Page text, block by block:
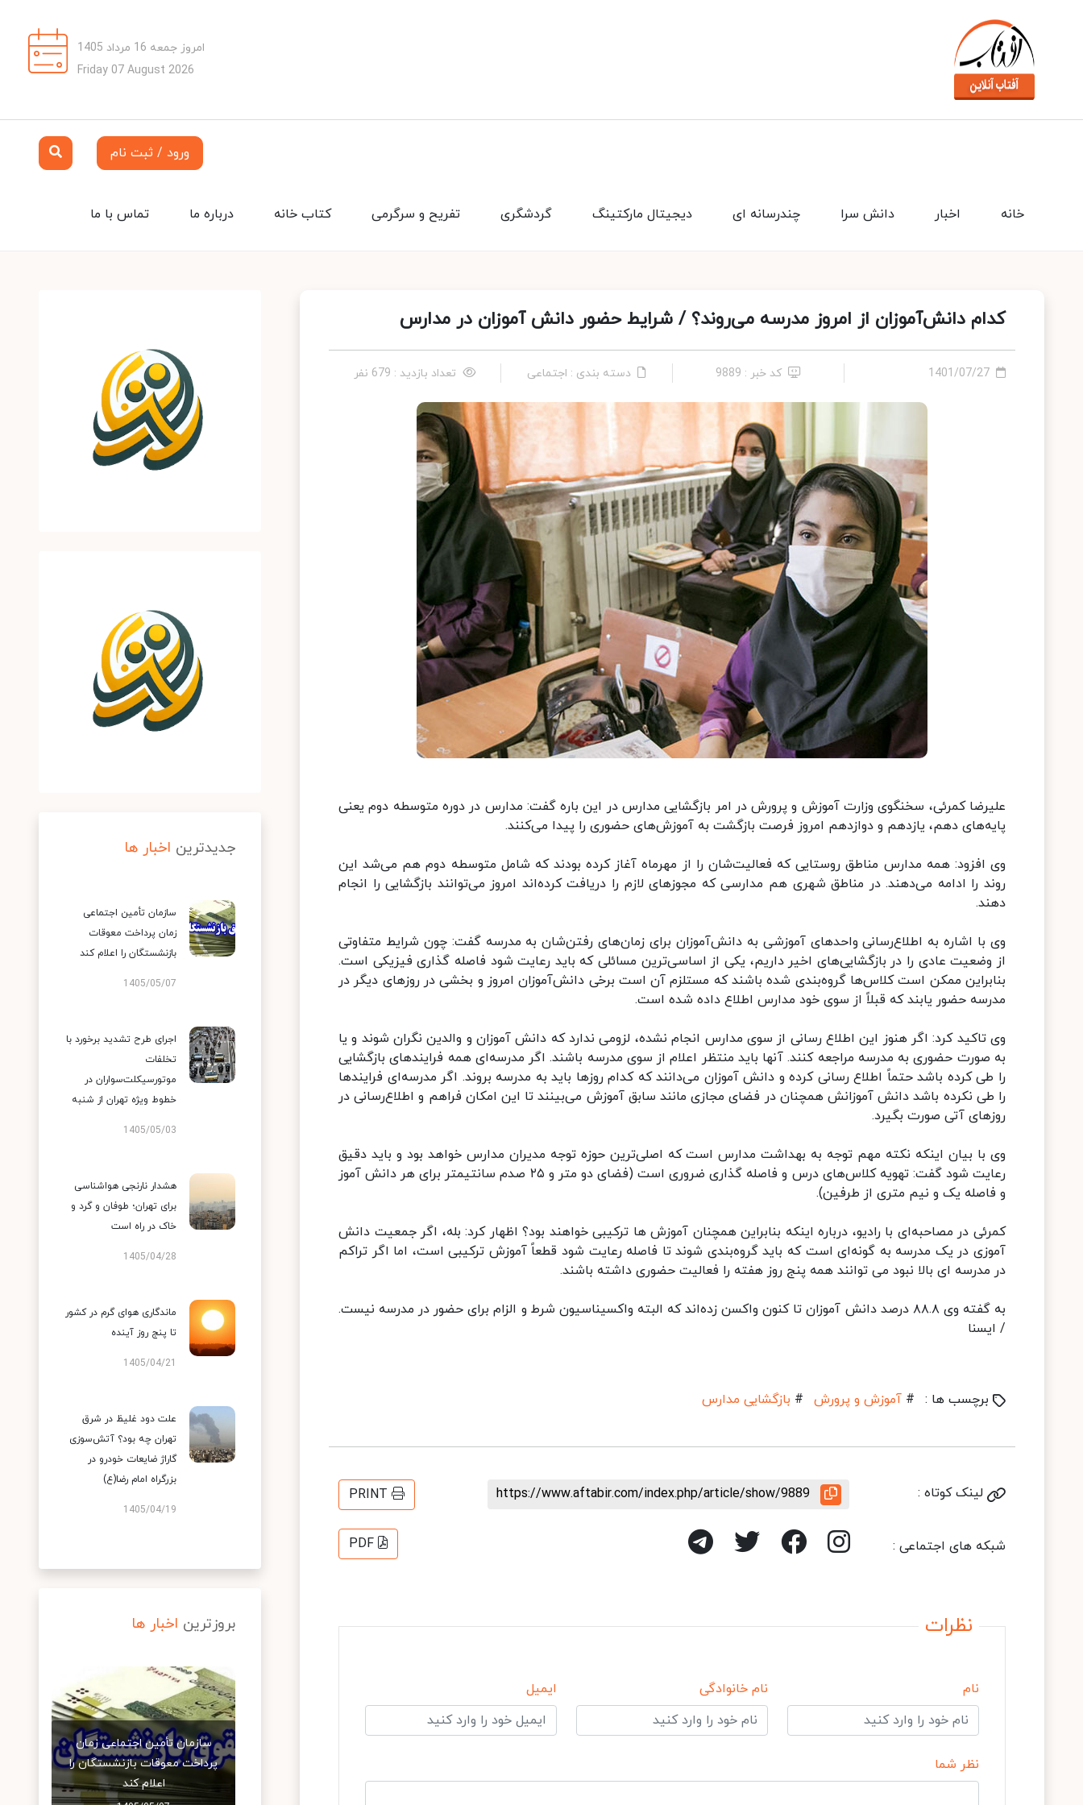
امروز جمعه 16 مرداد 1405
Friday 07 August 2026
ورود / ثبت نام
تماس با ما درباره ما کتاب خانه تفریح و سرگرمی گردشگری دیجیتال مارکتینگ چندرسانه ای دانش سرا اخبار خانه
کدام دانش‌آموزان از امروز مدرسه می‌روند؟ / شرایط حضور دانش آموزان در مدارس
1401/07/27 کد خبر : 9889 دسته بندی : اجتماعی تعداد بازدید : 679 نفر
علیرضا کمرئی، سخنگوی وزارت آموزش و پرورش در امر بازگشایی مدارس در این باره گفت: مدارس در دوره متوسطه دوم یعنی
پایه‌های دهم، یازدهم و دوازدهم امروز فرصت بازگشت به آموزش‌های حضوری را پیدا می‌کنند.
وی افزود: همه مدارس مناطق روستایی که فعالیت‌شان را از مهرماه آغاز کرده بودند که شامل متوسطه دوم هم می‌شد این
روند را ادامه می‌دهند. در مناطق شهری هم مدارسی که مجوزهای لازم را دریافت کرده‌اند امروز می‌توانند بازگشایی را انجام
دهند.
وی با اشاره به اطلاع‌رسانی واحدهای آموزشی به دانش‌آموزان برای زمان‌های رفتن‌شان به مدرسه گفت: چون شرایط متفاوتی
از وضعیت عادی را در بازگشایی‌های اخیر داریم، یکی از اساسی‌ترین مسائلی که باید رعایت شود فاصله گذاری فیزیکی است.
بنابراین ممکن است کلاس‌ها گروه‌بندی شده باشند که مستلزم آن است برخی دانش‌آموزان امروز و بخشی در روزهای دیگر در
مدرسه حضور یابند که قبلاً از سوی خود مدارس اطلاع داده شده است.
وی تاکید کرد: اگر هنوز این اطلاع رسانی از سوی مدارس انجام نشده، لزومی ندارد که دانش آموزان و والدین نگران شوند و یا
به صورت حضوری به مدرسه مراجعه کنند. آنها باید منتظر اعلام از سوی مدرسه باشند. اگر مدرسه‌ای همه فرایندهای بازگشایی
را طی کرده باشد حتماً اطلاع رسانی کرده و دانش آموزان می‌دانند که کدام روزها باید به مدرسه بروند. اگر مدرسه‌ای فرایندها
را طی نکرده باشد دانش آموزانش همچنان در فضای مجازی مانند سابق آموزش می‌بینند تا این امکان فراهم و اطلاع‌رسانی در
روزهای آتی صورت بگیرد.
وی با بیان اینکه نکته مهم توجه به بهداشت مدارس است که اصلی‌ترین حوزه توجه مدیران مدارس خواهد بود و باید دقیق
رعایت شود گفت: تهویه کلاس‌های درس و فاصله گذاری ضروری است (فضای دو متر و ۲۵ صدم سانتیمتر برای هر دانش آموز
و فاصله یک و نیم متری از طرفین).
کمرئی در مصاحبه‌ای با رادیو، درباره اینکه بنابراین همچنان آموزش ها ترکیبی خواهند بود؟ اظهار کرد: بله، اگر جمعیت دانش
آموزی در یک مدرسه به گونه‌ای است که باید گروه‌بندی شوند تا فاصله رعایت شود قطعاً آموزش ترکیبی است، اما اگر تراکم
در مدرسه ای بالا نبود می توانند همه پنج روز هفته را فعالیت حضوری داشته باشند.
به گفته وی ۸۸.۸ درصد دانش آموزان تا کنون واکسن زده‌اند که البته واکسیناسیون شرط و الزام برای حضور در مدرسه نیست.
/ ایسنا
برچسب ها : # آموزش و پرورش # بازگشایی مدارس
لینک کوتاه : https://www.aftabir.com/index.php/article/show/9889
PRINT
شبکه های اجتماعی : PDF
نظرات
نام نام خانوادگی ایمیل
نظر شما
جدیدترین اخبار ها
سازمان تأمین اجتماعی
زمان پرداخت معوقات
بازنشستگان را اعلام کند
1405/05/07
اجرای طرح تشدید برخورد با
تخلفات
موتورسیکلت‌سواران در
خطوط ویژه تهران از شنبه
1405/05/03
هشدار نارنجی هواشناسی
برای تهران؛ طوفان و گرد و
خاک در راه است
1405/04/28
ماندگاری هوای گرم در کشور
تا پنج روز آینده
1405/04/21
علت دود غلیظ در شرق
تهران چه بود؟ آتش‌سوزی
گاراژ ضایعات خودرو در
بزرگراه امام رضا(ع)
1405/04/19
بروزترین اخبار ها
سازمان تأمین اجتماعی زمان
پرداخت معوقات بازنشستگان را
اعلام کند